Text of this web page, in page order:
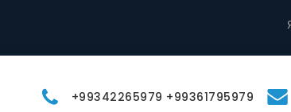
+99342265979 +99361795979